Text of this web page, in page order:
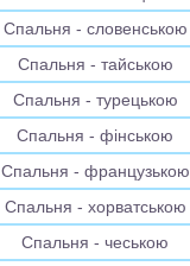
Спальня - словенською
Спальня - тайською
Спальня - турецькою
Спальня - фінською
Спальня - французькою
Спальня - хорватською
Спальня - чеською